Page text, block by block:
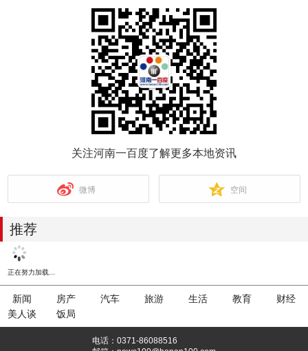
关注河南一百度了解更多本地资讯
微博 空间
推荐
正在努力加载...
新闻 房产 汽车 旅游 生活 教育
财经
美人谈
饭局
电话：0371-86088516